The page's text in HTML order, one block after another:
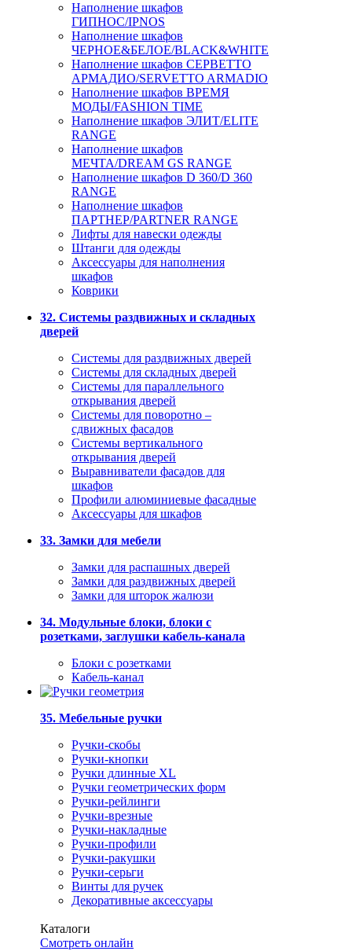
Наполнение шкафов
ГИПНОС/IPNOS
Наполнение шкафов
ЧЕРНОЕ&БЕЛОЕ/BLACK&WHITE
Наполнение шкафов СЕРВЕТТО
АРМАДИО/SERVETTO ARMADIO
Наполнение шкафов ВРЕМЯ
МОДЫ/FASHION TIME
Наполнение шкафов ЭЛИТ/ELITE
RANGE
Наполнение шкафов
МЕЧТА/DREAM GS RANGE
Наполнение шкафов D 360/D 360
RANGE
Наполнение шкафов
ПАРТНЕР/PARTNER RANGE
Лифты для навески одежды
Штанги для одежды
Аксессуары для наполнения
шкафов
Коврики
32. Системы раздвижных и складных
дверей
Системы для раздвижных дверей
Системы для складных дверей
Системы для параллельного
открывания дверей
Системы для поворотно –
сдвижных фасадов
Системы вертикального
открывания дверей
Выравниватели фасадов для
шкафов
Профили алюминиевые фасадные
Аксессуары для шкафов
33. Замки для мебели
Замки для распашных дверей
Замки для раздвижных дверей
Замки для шторок жалюзи
34. Модульные блоки, блоки с
розетками, заглушки кабель-канала
Блоки с розетками
Кабель-канал
35. Мебельные ручки
Ручки-скобы
Ручки-кнопки
Ручки длинные XL
Ручки геометрических форм
Ручки-рейлинги
Ручки-врезные
Ручки-накладные
Ручки-профили
Ручки-ракушки
Ручки-серьги
Винты для ручек
Декоративные аксессуары
Каталоги
Смотреть онлайн